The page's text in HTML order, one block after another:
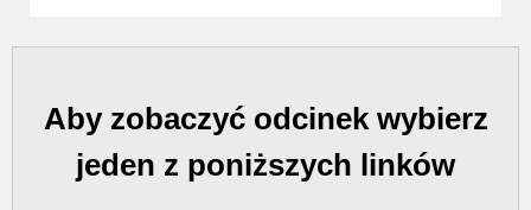
Aby zobaczyć odcinek wybierz
jeden z poniższych linków